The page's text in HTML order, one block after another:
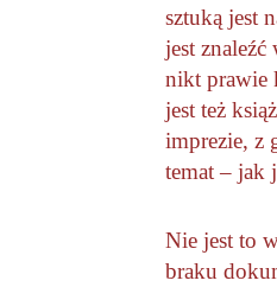
sztuką jest
jest znaleźć
nikt prawie
jest też
imprezie, z
temat – jak
Nie jest to
braku